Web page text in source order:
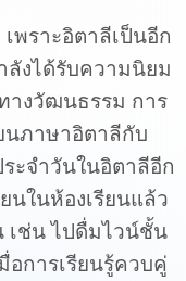
พราะอิตาลีเป็นอีก
งได้รับความนิยม
งวัฒนธรรม การ
นภาษาอิตาลีกับ
ะจำวันในอิตาลีอีก
นในห้องเรียนแล้ว
เช่น ไปดื่มไวน์ชั้น
อการเรียนรู้ควบคู่